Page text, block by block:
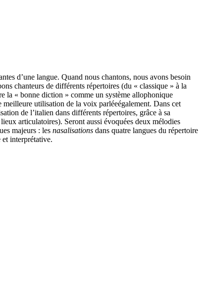
d’une langue. Quand nous chantons, nous avons besoin
chanteurs de différents répertoires (du « classique » à la
la « bonne diction » comme un système allophonique
utilisation de la voix parléeégalement. Dans cet
de l’italien dans différents répertoires, grâce à sa
articulatoires). Seront aussi évoquées deux mélodies
majeurs : les nasalisations dans quatre langues du répertoire
et interprétative.